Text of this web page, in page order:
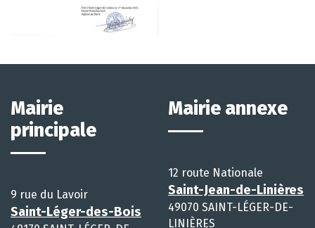
Mairie
principale
9 rue du Lavoir
Saint-Léger-des-Bois
Mairie annexe
12 route Nationale
Saint-Jean-de-Linières
49070 SAINT-LÉGER-DE-
LINIÈRES